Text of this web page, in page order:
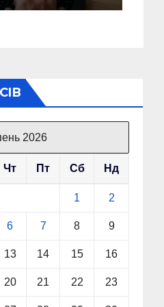
Windows
2026
Чт Пт Сб Нд
1 2
6 7 8 9
13 14 15 16
20 21 22 23